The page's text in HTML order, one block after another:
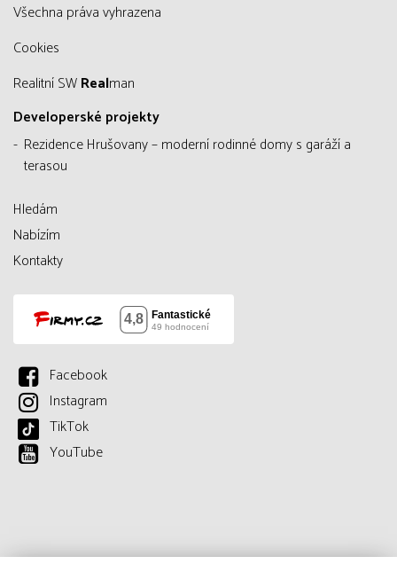
všechna práva vyhrazena
Cookies
Realitní SWRealman
Developerské projekty
Rezidence Hrušovany – moderní rodinné domy s garáží a
terasou
Hledám
Nabízím
Kontakty
Facebook
Instagram
TikTok
YouTube